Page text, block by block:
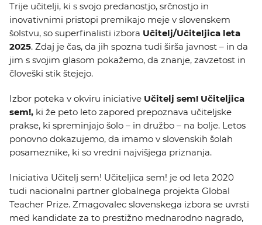
NOVICE
KONTAKT
GALERIJA
Želimo postati član
Trije učitelji, ki s svojo predanostjo, srčnostjo in
inovativnimi pristopi premikajo meje v slovenskem
šolstvu, so superfinalisti izbora Učitelj/Učiteljica leta
2025. Zdaj je čas, da jih spozna tudi širša javnost – in da
jim s svojim glasom pokažemo, da znanje, zavzetost in
človeški stik štejejo.
Izbor poteka v okviru iniciative Učitelj sem! Učiteljica
sem!, ki že peto leto zapored prepoznava učiteljske
prakse, ki spreminjajo šolo – in družbo – na bolje. Letos
ponovno dokazujemo, da imamo v slovenskih šolah
posameznike, ki so vredni najvišjega priznanja.
Iniciativa Učitelj sem! Učiteljica sem! je od leta 2020
tudi nacionalni partner globalnega projekta Global
Teacher Prize. Zmagovalec slovenskega izbora se uvrsti
med kandidate za to prestižno mednarodno nagrado,